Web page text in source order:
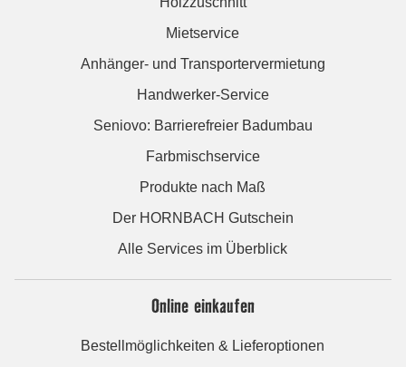
Mietservice
Anhänger- und Transportervermietung
Handwerker-Service
Seniovo: Barrierefreier Badumbau
Farbmischservice
Produkte nach Maß
Der HORNBACH Gutschein
Alle Services im Überblick
Online einkaufen
Bestellmöglichkeiten & Lieferoptionen